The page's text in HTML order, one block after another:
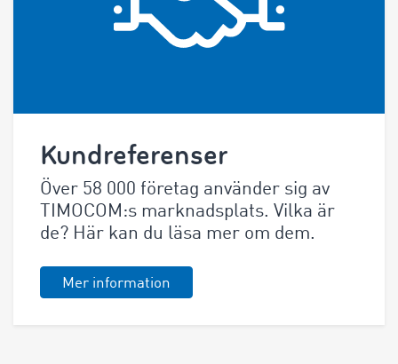
Kundreferenser
Över 58 000 företag använder sig av
TIMOCOM:s marknadsplats. Vilka är
de? Här kan du läsa mer om dem.
Mer information